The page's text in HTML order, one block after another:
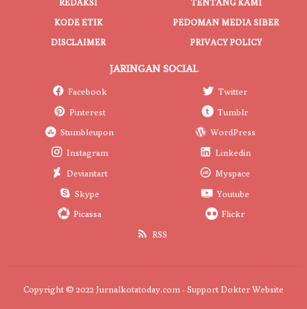
KODE ETIK
PEDOMAN MEDIA SIBER
DISCLAIMER
PRIVACY POLICY
JARINGAN SOCIAL
Facebook
Twitter
Pinterest
Tumblr
Stumbleupon
WordPress
Instagram
Linkedin
Deviantart
Myspace
Skype
Youtube
Picassa
Flickr
RSS
Copyright © 2022 Jurnalkotatoday.com - Support Dokter Website